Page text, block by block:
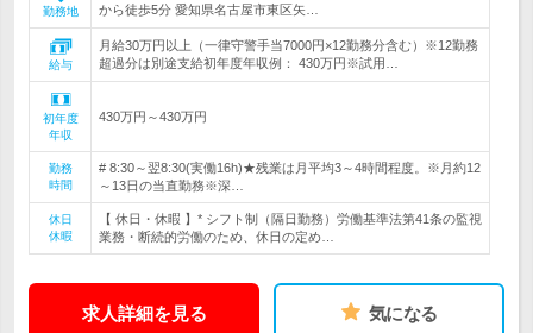
勤務地
から徒歩5分 愛知県名古屋市東区矢…
給与
月給30万円以上（一律守警手当7000円×12勤務分含む）※12勤務
超過分は別途支給初年度年収例： 430万円※試用…
初年度
年収
430万円～430万円
勤務
時間
# 8:30～翌8:30(実働16h)★残業は月平均3～4時間程度。※月約12
～13日の当直勤務※深…
休日
休暇
【 休日・休暇 】* シフト制（隔日勤務）労働基準法第41条の監視
業務・断続的労働のため、休日の定め…
求人詳細を見る 気になる